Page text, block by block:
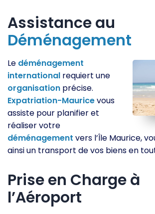
Assistance au
Déménagement
Le déménagement
international requiert une
organisation précise.
Expatriation-Mauricevous
assiste pour planifier et
réaliser votre
déménagement vers l’Île Maurice,
ainsi un transport de vos biens en
Prise en Charge à
l’Aéroport